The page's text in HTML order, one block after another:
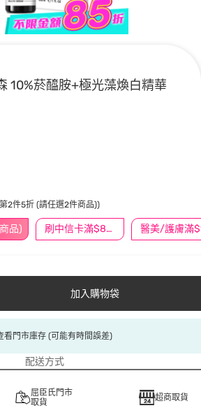
10%菸醯胺+極光藻煥白精華
品) 刷中信卡滿$888送3萬點
2件5折 (請任選2件商品))
加入購物袋
看門市庫存 (可能有時間誤差)
配送方式
屈臣氏門市
取貨
超商取貨